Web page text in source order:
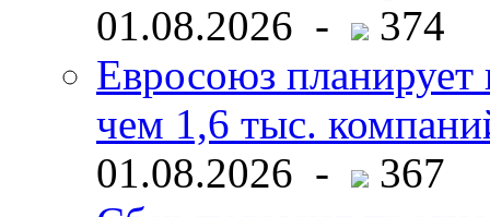
01.08.2026 -
374
Евросоюз планирует
чем 1,6 тыс.
01.08.2026 -
367